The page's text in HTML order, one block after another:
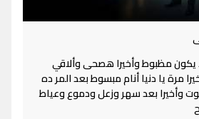
حد يكون مظبوط وأخيرا هصحى وألاقي
مرة يا دنيا أنام مبسوط بعد المر ده
وأخيرا بعد سهر وزعل ودموع وعياط